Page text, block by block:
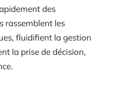
des
rassemblent les
fluidifient la gestion
la prise de décision,